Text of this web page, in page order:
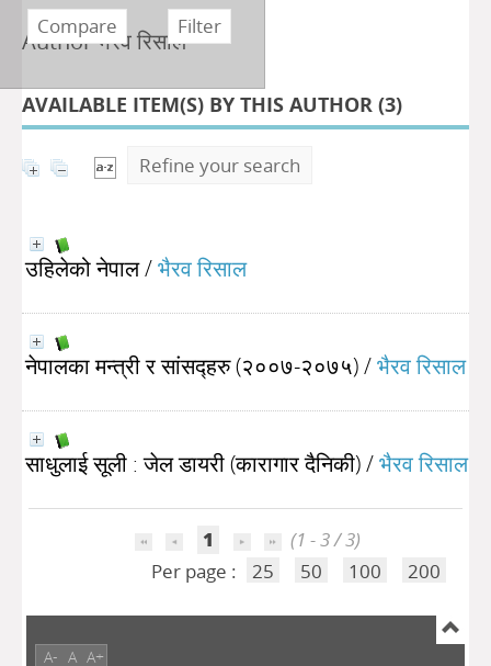
Author भैरव रिसाल
AVAILABLE ITEM(S) BY THIS AUTHOR (3)
Refine your search
उहिलेको नेपाल/भैरव रिसाल
नेपालका मन्त्री र सांसद्हरु (२००७-२०७५)/भैरव रिसाल
साधुलाई सूली : जेल डायरी (कारागार दैनिकी)/भैरव रिसाल
1
(1 - 3 / 3)
Per page :
25 50 100 200
A- A A+